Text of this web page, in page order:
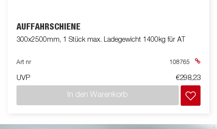
AUFFAHRSCHIENE
300x2500mm, 1 Stück max. Ladegewicht 1400kg für AT
Art nr 108765
UVP €298,23
In den Warenkorb